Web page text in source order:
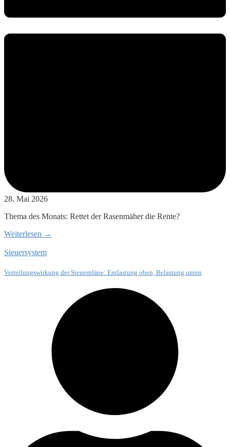
28. Mai 2026
Thema des Monats: Rettet der Rasenmäher die Rente?
Weiterlesen →
Steuersystem
Verteilungswirkung der Steuerpläne: Entlastung oben, Belastung unten